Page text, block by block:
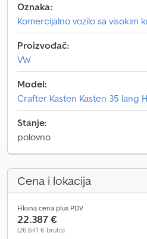
Oznaka:
Komercijalno vozilo sa visokim
Proizvođač:
VW
Model:
Crafter Kasten Kasten 35 lang
Stanje:
polovno
Cena i lokacija
Fiksna cena plus PDV
22.387 €
(26.641 € bruto)